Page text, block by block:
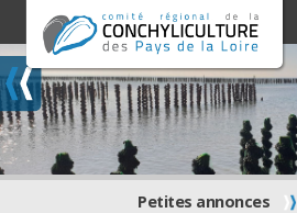
Petites annonces